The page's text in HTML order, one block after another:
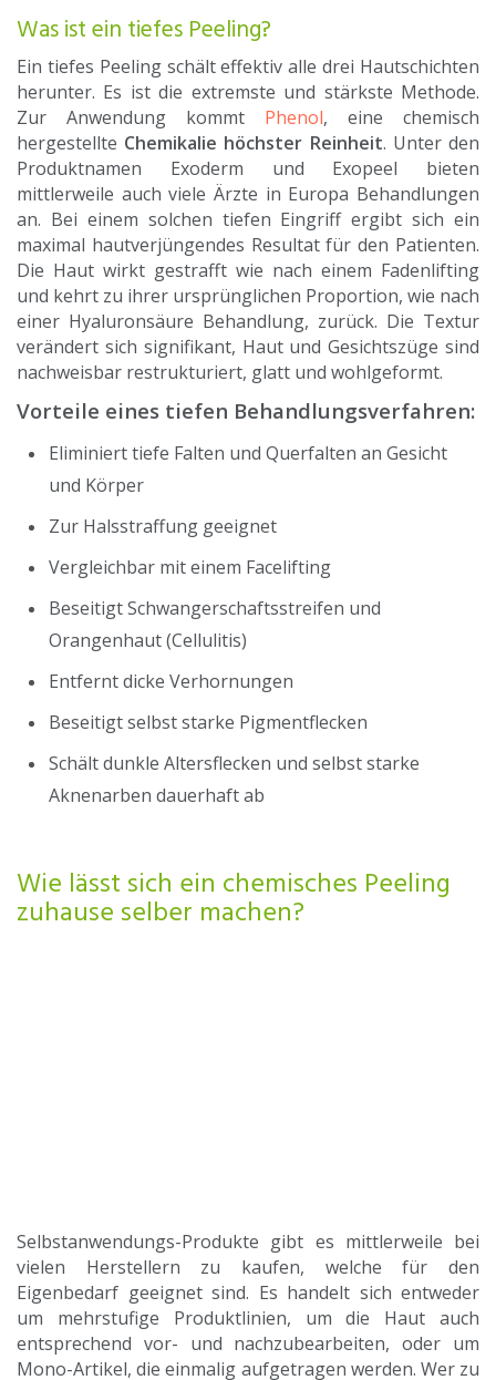
Was ist ein tiefes Peeling?
Ein tiefes Peeling schält effektiv alle drei Hautschichten
herunter. Es ist die extremste und stärkste Methode.
Zur Anwendung kommt Phenol, eine chemisch
hergestellte Chemikalie höchster Reinheit. Unter den
Produktnamen Exoderm und Exopeel bieten
mittlerweile auch viele Ärzte in Europa Behandlungen
an. Bei einem solchen tiefen Eingriff ergibt sich ein
maximal hautverjüngendes Resultat für den Patienten.
Die Haut wirkt gestrafft wie nach einem Fadenlifting
und kehrt zu ihrer ursprünglichen Proportion, wie nach
einer Hyaluronsäure Behandlung, zurück. Die Textur
verändert sich signifikant, Haut und Gesichtszüge sind
nachweisbar restrukturiert, glatt und wohlgeformt.
Vorteile eines tiefen Behandlungsverfahren:
Eliminiert tiefe Falten und Querfalten an Gesicht
und Körper
Zur Halsstraffung geeignet
Vergleichbar mit einem Facelifting
Beseitigt Schwangerschaftsstreifen und
Orangenhaut (Cellulitis)
Entfernt dicke Verhornungen
Beseitigt selbst starke Pigmentflecken
Schält dunkle Altersflecken und selbst starke
Aknenarben dauerhaft ab
Wie lässt sich ein chemisches Peeling
zuhause selber machen?
Selbstanwendungs-Produkte gibt es mittlerweile bei
vielen Herstellern zu kaufen, welche für den
Eigenbedarf geeignet sind. Es handelt sich entweder
um mehrstufige Produktlinien, um die Haut auch
entsprechend vor- und nachzubearbeiten, oder um
Mono-Artikel, die einmalig aufgetragen werden. Wer zu